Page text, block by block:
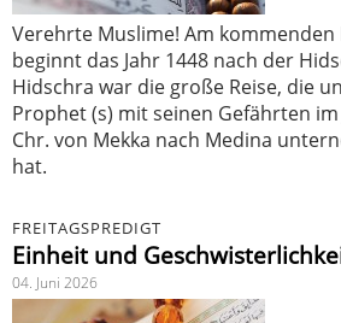
Verehrte Muslime! Am kommenden
beginnt das Jahr 1448 nach der
Hidschra war die große Reise, die
Prophet (s) mit seinen Gefährten im
Chr. von Mekka nach Medina
hat.
FREITAGSPREDIGT
Einheit und
04. Juni 2026